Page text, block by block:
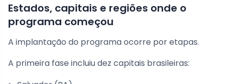
Estados, capitais e regiões onde o
programa começou
A implantação do programa ocorre por etapas.
A primeira fase incluiu dez capitais brasileiras: